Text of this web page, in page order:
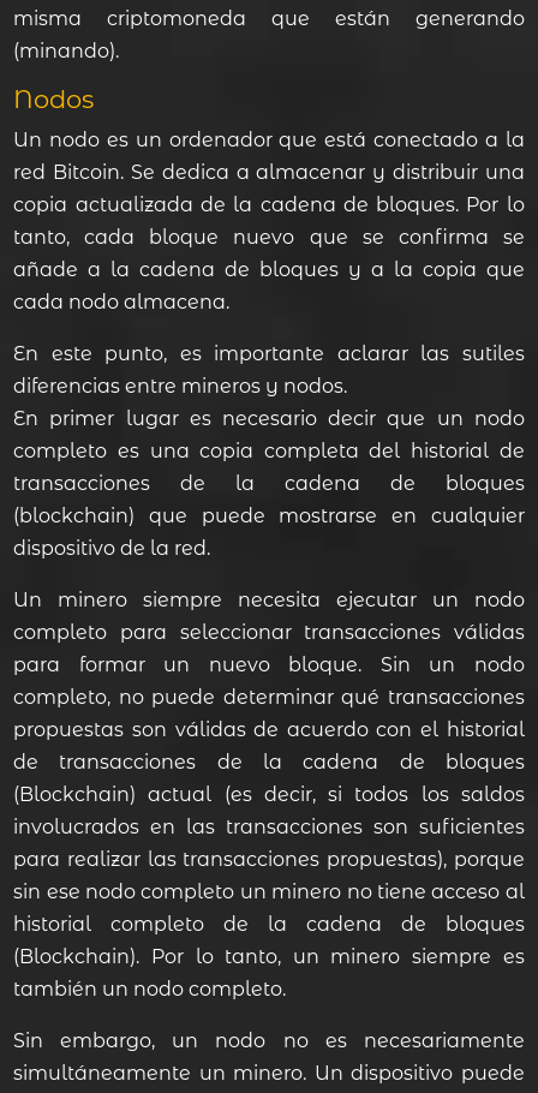
misma criptomoneda que están generando
(minando).
Nodos
Un nodo es un ordenador que está conectado a la
red Bitcoin. Se dedica a almacenar y distribuir una
copia actualizada de la cadena de bloques. Por lo
tanto, cada bloque nuevo que se confirma se
añade a la cadena de bloques y a la copia que
cada nodo almacena.
En este punto, es importante aclarar las sutiles
diferencias entre mineros y nodos.
En primer lugar es necesario decir que un nodo
completo es una copia completa del historial de
transacciones de la cadena de bloques
(blockchain) que puede mostrarse en cualquier
dispositivo de la red.
Un minero siempre necesita ejecutar un nodo
completo para seleccionar transacciones válidas
para formar un nuevo bloque. Sin un nodo
completo, no puede determinar qué transacciones
propuestas son válidas de acuerdo con el historial
de transacciones de la cadena de bloques
(Blockchain) actual (es decir, si todos los saldos
involucrados en las transacciones son suficientes
para realizar las transacciones propuestas), porque
sin ese nodo completo un minero no tiene acceso al
historial completo de la cadena de bloques
(Blockchain). Por lo tanto, un minero siempre es
también un nodo completo.
Sin embargo, un nodo no es necesariamente
simultáneamente un minero. Un dispositivo puede